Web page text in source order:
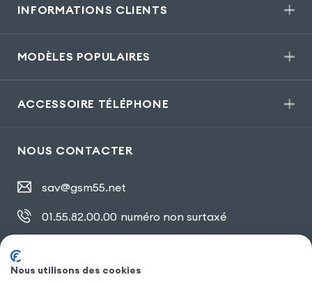
INFORMATIONS CLIENTS
MODÈLES POPULAIRES
ACCESSOIRE TÉLÉPHONE
NOUS CONTACTER
sav@gsm55.net
01.55.82.00.00 numéro non surtaxé
Nous utilisons des cookies